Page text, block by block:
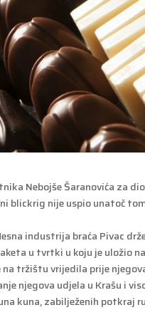
Nebojše Šaranovića za
blickrig nije uspio unatoč
industrija braća Pivac
u tvrtki u koju je uložio
tržištu vrijedila prije
njegova udjela u Krašu i
kuna, zabilježenih potkraj